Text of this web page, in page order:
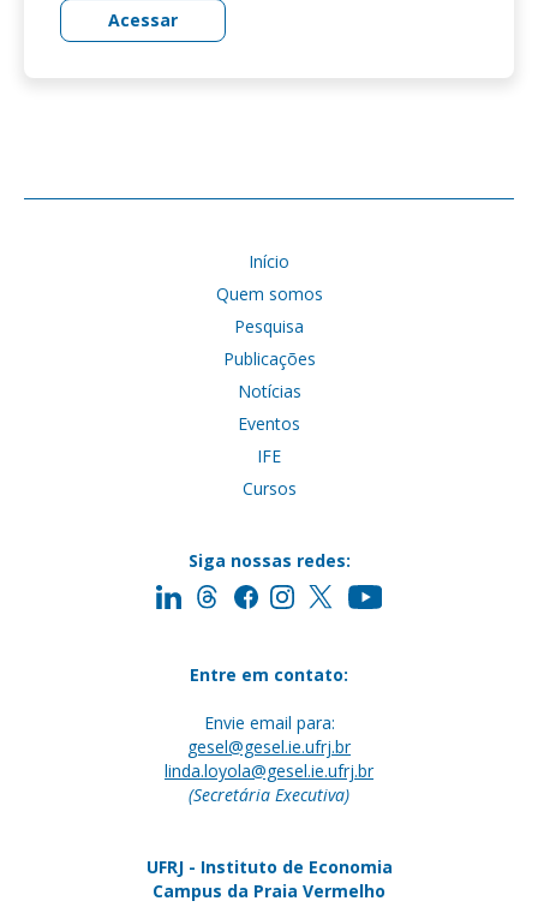
Acessar
Início
Quem somos
Pesquisa
Publicações
Notícias
Eventos
IFE
Cursos
Siga nossas redes:
Entre em contato:
Envie email para:
gesel@gesel.ie.ufrj.br
linda.loyola@gesel.ie.ufrj.br
(Secretária Executiva)
UFRJ - Instituto de Economia
Campus da Praia Vermelho